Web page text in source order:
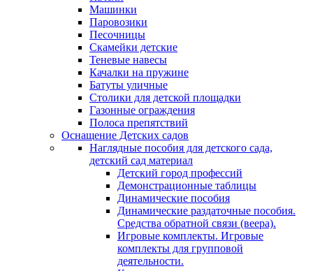
Машинки
Паровозики
Песочницы
Скамейки детские
Теневые навесы
Качалки на пружине
Батуты уличные
Столики для детской площадки
Газонные ограждения
Полоса препятствий
Оснащение Детских садов
Наглядные пособия для детского сада,
детский сад материал
Детский город профессий
Демонстрационные таблицы
Динамические пособия
Динамические раздаточные пособия.
Средства обратной связи (веера).
Игровые комплекты. Игровые
комплекты для групповой
деятельности.